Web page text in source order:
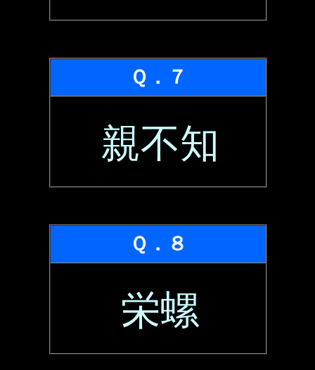
Ｑ．７
親不知
Ｑ．８
栄螺